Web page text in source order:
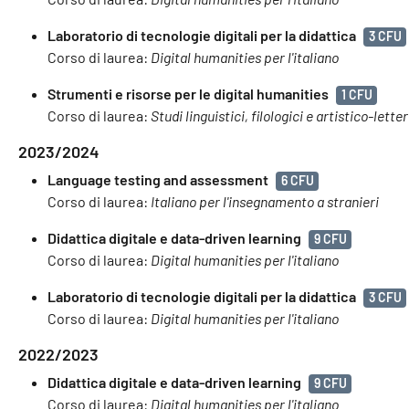
Laboratorio di tecnologie digitali per la didattica 3 CFU
Corso di laurea: Digital humanities per l'italiano
Strumenti e risorse per le digital humanities 1 CFU
Corso di laurea: Studi linguistici, filologici e artistico-
2023/2024
Language testing and assessment 6 CFU
Corso di laurea: Italiano per l'insegnamento a stranieri
Didattica digitale e data-driven learning 9 CFU
Corso di laurea: Digital humanities per l'italiano
Laboratorio di tecnologie digitali per la didattica 3 CFU
Corso di laurea: Digital humanities per l'italiano
2022/2023
Didattica digitale e data-driven learning 9 CFU
Corso di laurea: Digital humanities per l'italiano